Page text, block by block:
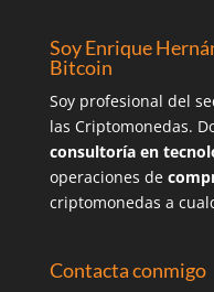
Soy Enrique
Bitcoin
Soy profesional del
las Criptomonedas.
consultoría en
operaciones de
criptomonedas a
Contacta conmigo